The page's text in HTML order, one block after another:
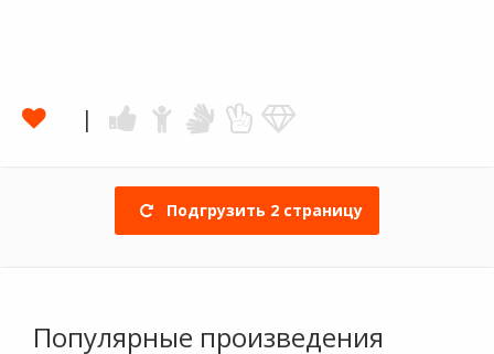
Подгрузить 2 страницу
Популярные произведения